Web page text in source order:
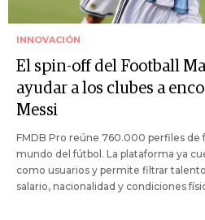
INNOVACIÓN
El spin-off del Football
ayudar a los clubes a
Messi
FMDB Pro reúne 760.000 perfiles de
mundo del fútbol. La plataforma ya
como usuarios y permite filtrar
salario, nacionalidad y condiciones